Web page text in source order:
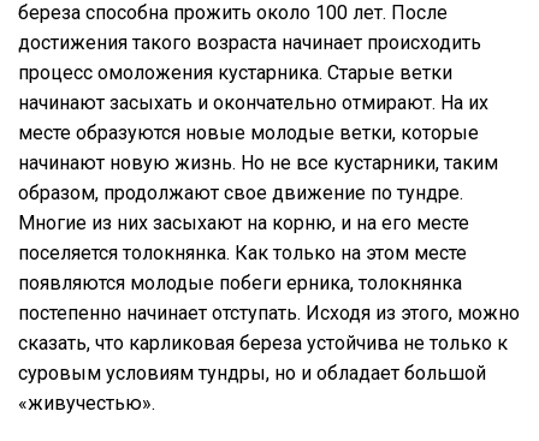
береза способна прожить около 100 лет. После
достижения такого возраста начинает происходить
процесс омоложения кустарника. Старые ветки
начинают засыхать и окончательно отмирают. На их
месте образуются новые молодые ветки, которые
начинают новую жизнь. Но не все кустарники, таким
образом, продолжают свое движение по тундре.
Многие из них засыхают на корню, и на его месте
поселяется толокнянка. Как только на этом месте
появляются молодые побеги ерника, толокнянка
постепенно начинает отступать. Исходя из этого, можно
сказать, что карликовая береза устойчива не только к
суровым условиям тундры, но и обладает большой
«живучестью».